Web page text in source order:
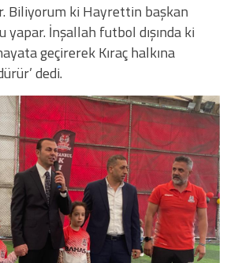
Biliyorum ki Hayrettin başkan
yapar. İnşallah futbol dışında ki
geçirerek Kıraç halkına
dedi.